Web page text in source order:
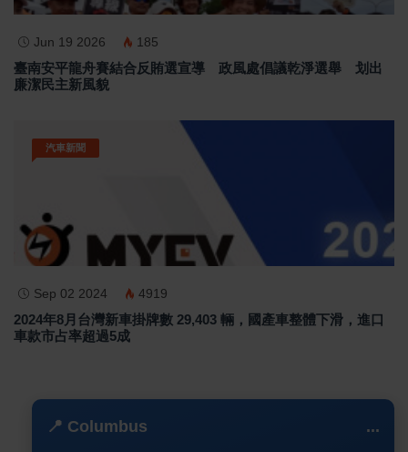
Jun 19 2026 185
臺南安平龍舟賽結合反賄選宣導 政風處倡議乾淨選舉 划出
廉潔民主新風貌
汽車新聞
Sep 02 2024 4919
2024年8月台灣新車掛牌數 29,403 輛，國產車整體下滑，進口
車款市占率超過5成
📍 Columbus ...